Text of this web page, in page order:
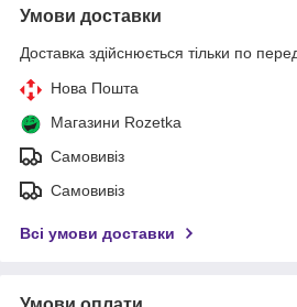
Умови доставки
Доставка здійснюється тільки по
Нова Пошта
Магазини Rozetka
Самовивіз
Самовивіз
Всі умови доставки